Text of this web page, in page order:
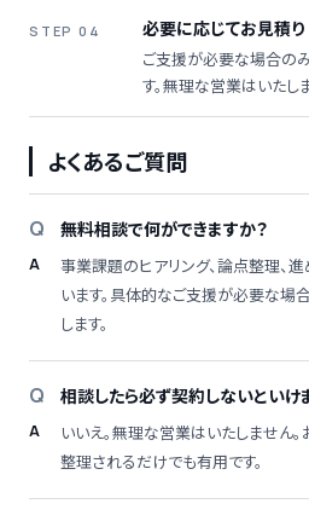
STEP 04 必要に応じてお見積り
ご支援が必要な場合の
す。無理な営業はいたし
よくあるご質問
無料相談で何ができますか？
事業課題のヒアリング、論点整理、
います。具体的なご支援が必要な場
します。
相談したら必ず契約しないといけ
いいえ。無理な営業はいたしません
整理されるだけでも有用です。